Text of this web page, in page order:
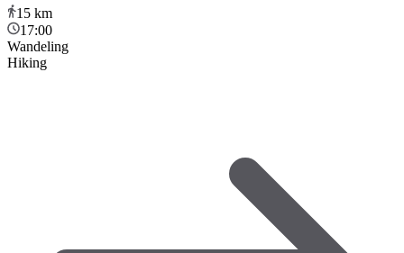
15 km
17:00
Wandeling
Hiking